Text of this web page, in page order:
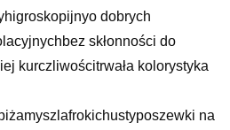
dobrych
skłonności do
kurczliwościtrwała kolorystyka
na